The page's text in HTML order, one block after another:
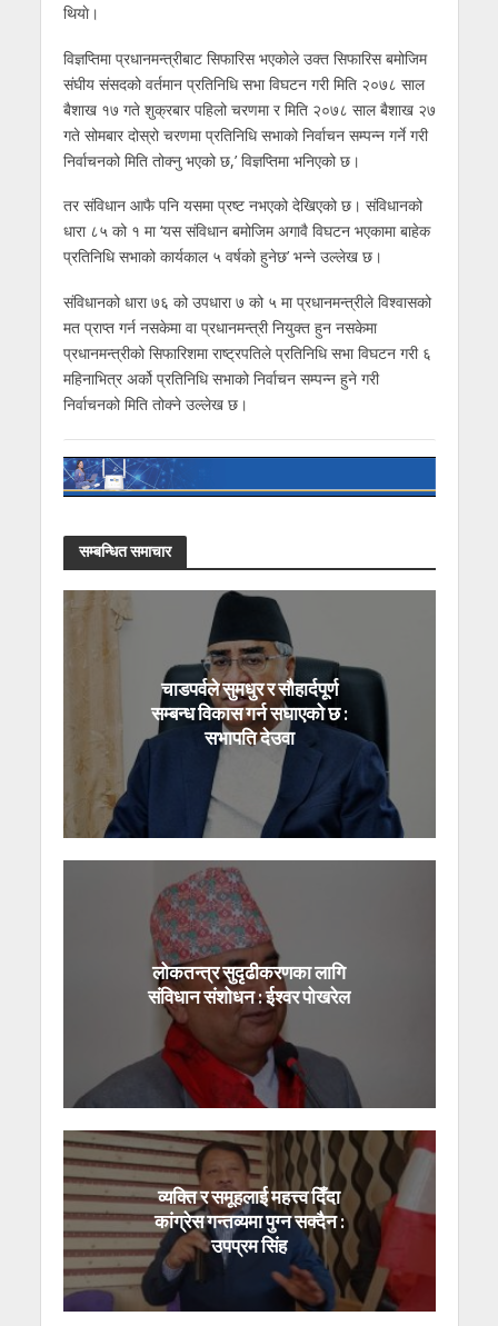
थियाे।
विज्ञप्तिमा प्रधानमन्त्रीबाट सिफारिस भएकोले उक्त सिफारिस बमोजिम
संघीय संसदको वर्तमान प्रतिनिधि सभा विघटन गरी मिति २०७८ साल
बैशाख १७ गते शुक्रबार पहिलो चरणमा र मिति २०७८ साल बैशाख २७
गते सोमबार दोस्रो चरणमा प्रतिनिधि सभाको निर्वाचन सम्पन्न गर्ने गरी
निर्वाचनको मिति तोक्नु भएको छ,’ विज्ञप्तिमा भनिएको छ।
तर संविधान आफै पनि यसमा प्रष्ट नभएको देखिएको छ। संविधानको
धारा ८५ को १ मा ‘यस संविधान बमोजिम अगावै विघटन भएकामा बाहेक
प्रतिनिधि सभाको कार्यकाल ५ वर्षको हुनेछ’ भन्ने उल्लेख छ।
संविधानको धारा ७६ को उपधारा ७ को ५ मा प्रधानमन्त्रीले विश्वासको
मत प्राप्त गर्न नसकेमा वा प्रधानमन्त्री नियुक्त हुन नसकेमा
प्रधानमन्त्रीको सिफारिशमा राष्ट्रपतिले प्रतिनिधि सभा विघटन गरी ६
महिनाभित्र अर्को प्रतिनिधि सभाको निर्वाचन सम्पन्न हुने गरी
निर्वाचनको मिति तोक्ने उल्लेख छ।
सम्बन्धित समाचार
चाडपर्वले सुमधुर र सौहार्दपूर्ण
सम्बन्ध विकास गर्न सघाएको छ :
सभापति देउवा
लोकतन्त्र सुदृढीकरणका लागि
संविधान संशोधन : ईश्वर पोखरेल
व्यक्ति र समूहलाई महत्त्व दिँदा
कांग्रेस गन्तव्यमा पुग्न सक्दैन :
उपप्रम सिंह